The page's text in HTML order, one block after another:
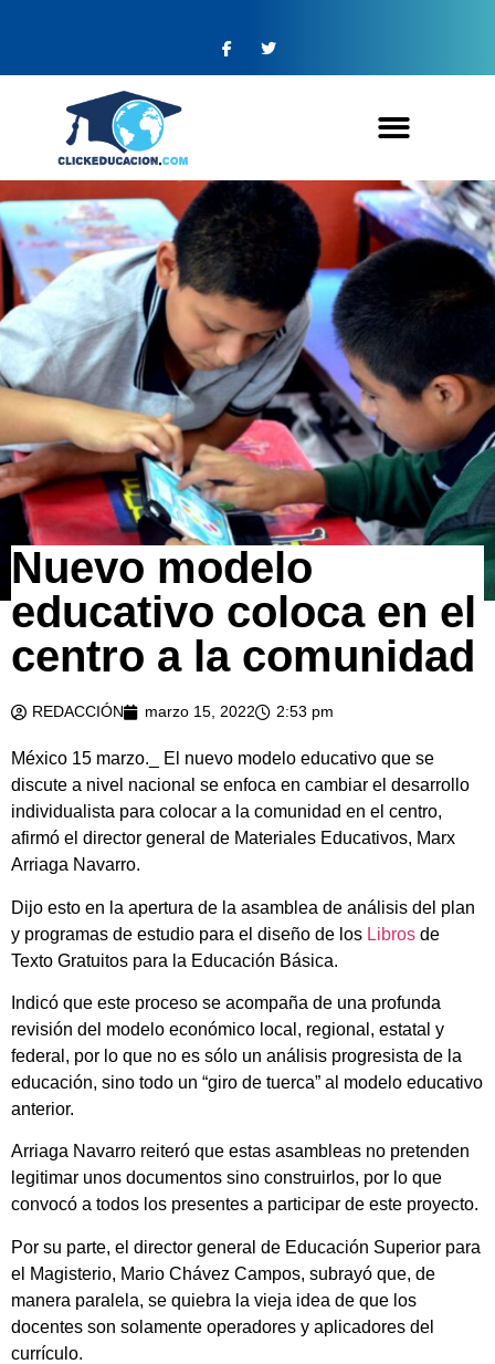
Nuevo modelo
educativo coloca en el
centro a la comunidad
REDACCIÓN marzo 15, 2022 2:53 pm
México 15 marzo._ El nuevo modelo educativo que se
discute a nivel nacional se enfoca en cambiar el desarrollo
individualista para colocar a la comunidad en el centro,
afirmó el director general de Materiales Educativos, Marx
Arriaga Navarro.
Dijo esto en la apertura de la asamblea de análisis del plan
y programas de estudio para el diseño de los Libros de
Texto Gratuitos para la Educación Básica.
Indicó que este proceso se acompaña de una profunda
revisión del modelo económico local, regional, estatal y
federal, por lo que no es sólo un análisis progresista de la
educación, sino todo un “giro de tuerca” al modelo educativo
anterior.
Arriaga Navarro reiteró que estas asambleas no pretenden
legitimar unos documentos sino construirlos, por lo que
convocó a todos los presentes a participar de este proyecto.
Por su parte, el director general de Educación Superior para
el Magisterio, Mario Chávez Campos, subrayó que, de
manera paralela, se quiebra la vieja idea de que los
docentes son solamente operadores y aplicadores del
currículo.